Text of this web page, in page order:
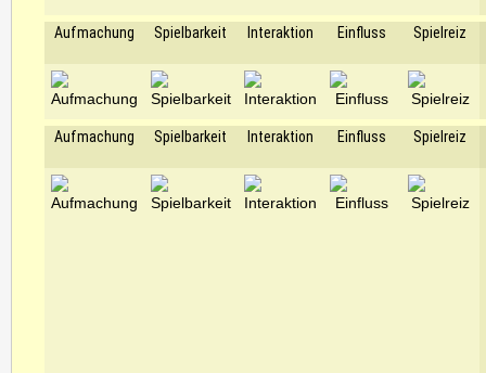
Aufmachung Spielbarkeit Interaktion Einfluss Spielreiz
Aufmachung Spielbarkeit Interaktion Einfluss Spielreiz